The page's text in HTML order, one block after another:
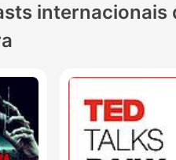
internacionais